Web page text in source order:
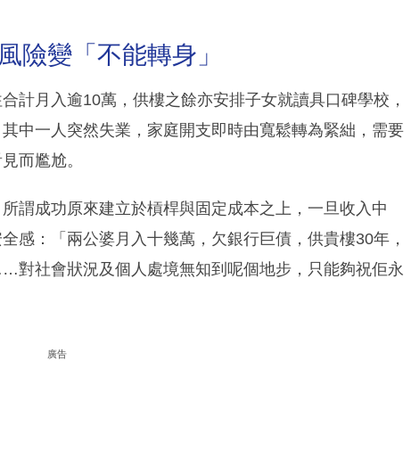
變「不能轉身」
計月入逾10萬，供樓之餘亦安排子女就讀具口碑學校，
中一人突然失業，家庭開支即時由寬鬆轉為緊絀，需要
而尷尬。
謂成功原來建立於槓桿與固定成本之上，一旦收入中
感：「兩公婆月入十幾萬，欠銀行巨債，供貴樓30年，
社會狀況及個人處境無知到呢個地步，只能夠祝佢永
廣告